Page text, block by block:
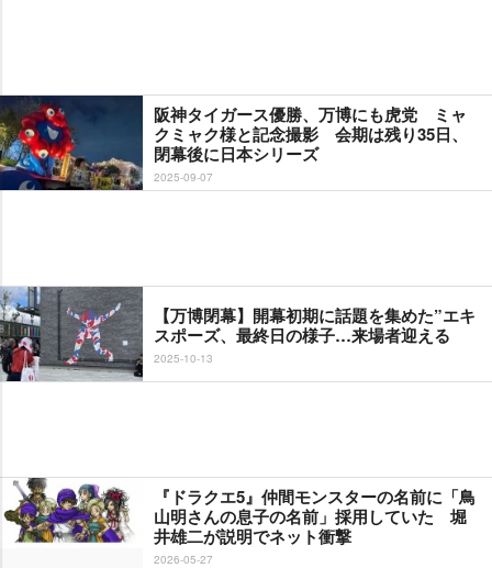
阪神タイガース優勝、万博にも虎党 ミャ
クミャク様と記念撮影 会期は残り35日、
閉幕後に日本シリーズ
2025-09-07
【万博閉幕】開幕初期に話題を集めた”エキ
スポーズ、最終日の様子…来場者迎える
2025-10-13
『ドラクエ5』仲間モンスターの名前に「鳥
山明さんの息子の名前」採用していた 堀
井雄二が説明でネット衝撃
2026-05-27